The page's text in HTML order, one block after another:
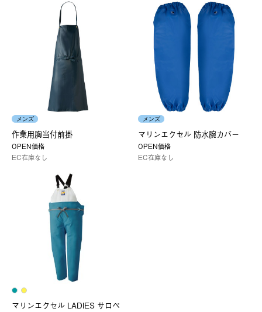
メンズ
作業用胸当付前掛
OPEN価格
EC在庫なし
メンズ
マリンエクセル 防水腕カバー
OPEN価格
EC在庫なし
マリンエクセル LADIES サロペ